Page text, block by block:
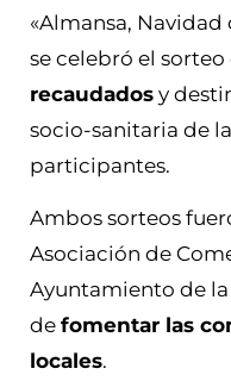
«Almansa, Navidad
se celebró el sorteo
recaudados y
socio-sanitaria de
participantes.
Ambos sorteos
Asociación de
Ayuntamiento de
de fomentar las
locales.